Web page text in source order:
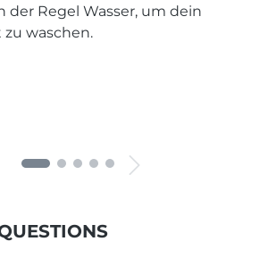
der Regel Wasser, um dein
zu waschen.